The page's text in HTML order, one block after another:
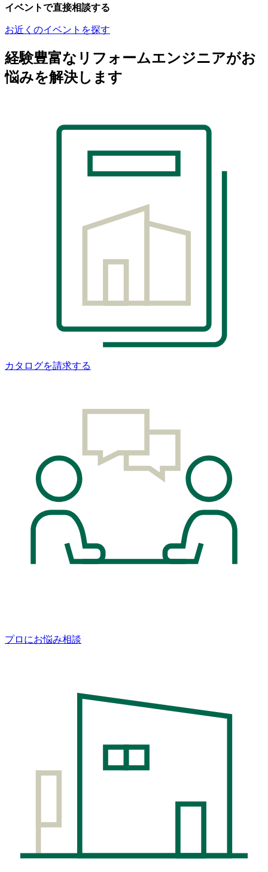
イベントで直接相談する
お近くのイベントを探す
経験豊富なリフォームエンジニアがお
悩みを解決します
カタログを請求する
プロにお悩み相談